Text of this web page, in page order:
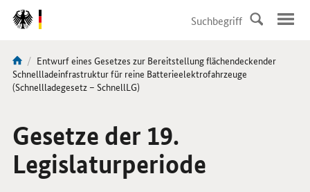
DirektZu:
Navigation
Sie
sind
Aktuelle
Seite:
Entwurf eines Gesetzes zur Bereitstellung flächendeckender
Schnellladeinfrastruktur für reine Batterieelektrofahrzeuge
(Schnellladegesetz – SchnellLG)
Gesetze der 19.
Legislaturperiode